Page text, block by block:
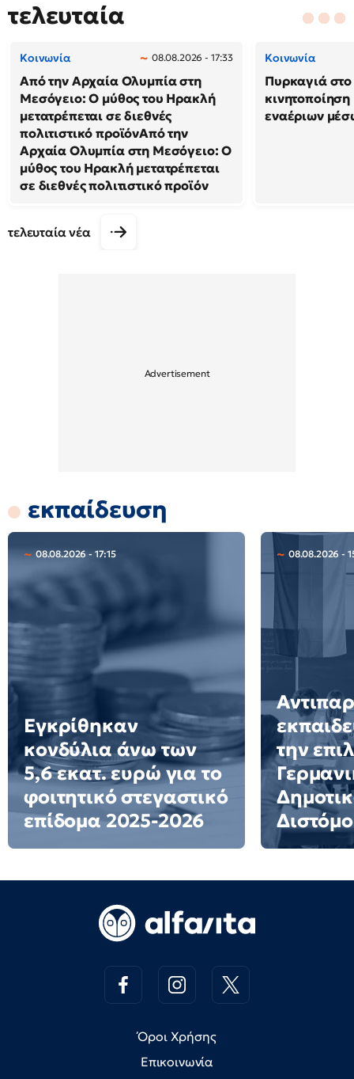
τελευταία
Κοινωνία 08.08.2026 - 17:33
Από την Αρχαία Ολυμπία στη
Μεσόγειο: Ο μύθος του Ηρακλή
μετατρέπεται σε διεθνές
πολιτιστικό προϊόνΑπό την
Αρχαία Ολυμπία στη Μεσόγειο: Ο
μύθος του Ηρακλή μετατρέπεται
σε διεθνές πολιτιστικό προϊόν
Κοινωνία
Πυρκαγιά
εναέριων
τελευταία νέα
εκπαίδευση
08.08.2026 - 17:15
Εγκρίθηκαν
κονδύλια άνω των
5,6 εκατ. ευρώ για το
φοιτητικό στεγαστικό
επίδομα 2025-2026
08.08.2026 -
την
Όροι Χρήσης
Επικοινωνία